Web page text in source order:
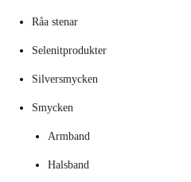
Råa stenar
Selenitprodukter
Silversmycken
Smycken
Armband
Halsband